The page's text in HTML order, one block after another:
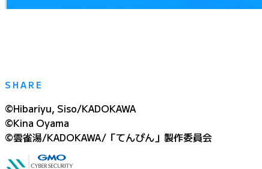
SHARE
©Hibariyu, Siso/KADOKAWA
©Kina Oyama
©雲雀湯/KADOKAWA/「てんびん」製作委員会